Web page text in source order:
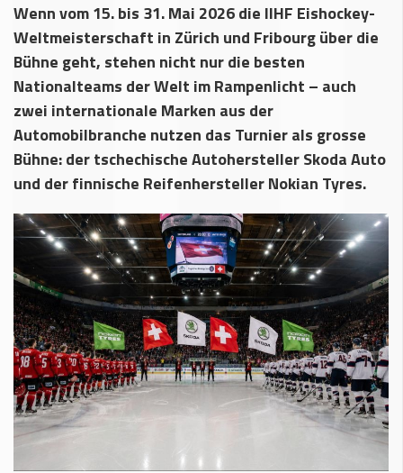
Wenn vom 15. bis 31. Mai 2026 die IIHF Eishockey-
Weltmeisterschaft in Zürich und Fribourg über die
Bühne geht, stehen nicht nur die besten
Nationalteams der Welt im Rampenlicht – auch
zwei internationale Marken aus der
Automobilbranche nutzen das Turnier als grosse
Bühne: der tschechische Autohersteller Skoda Auto
und der finnische Reifenhersteller Nokian Tyres.